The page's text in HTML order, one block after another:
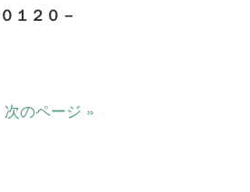
０１２０－
次のページ »